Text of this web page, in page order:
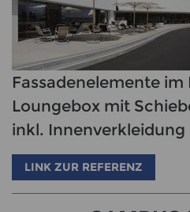
Fassadenelemente
Loungebox mit
inkl. Innenverkleidung
LINK ZUR REFERENZ